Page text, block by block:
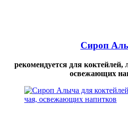
Сироп
рекомендуется для коктейлей,
освежающих